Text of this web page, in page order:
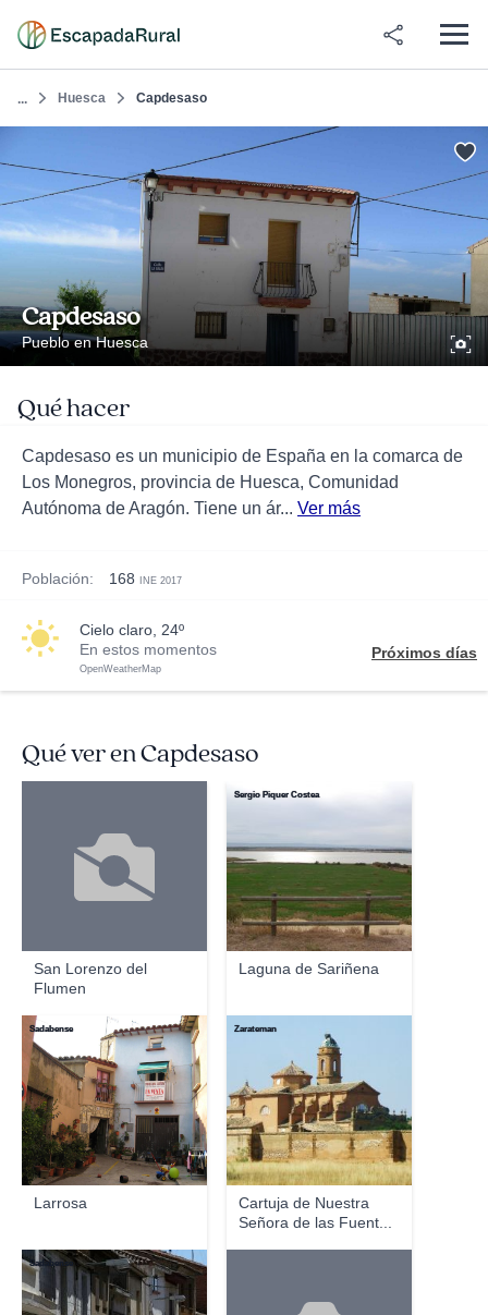
... Huesca Capdesaso
Capdesaso
Pueblo en Huesca
Qué hacer
Capdesaso es un municipio de España en la comarca de
Los Monegros, provincia de Huesca, Comunidad
Autónoma de Aragón. Tiene un ár... Ver más
Población: 168 INE 2017
cielo claro, 24º
En estos momentos
OpenWeatherMap
Próximos días
Qué ver en Capdesaso
San Lorenzo del
Flumen
Laguna de Sariñena
Sergio Piquer Costea
Larrosa
Sadabense
Cartuja de Nuestra
Señora de las Fuent...
Zarateman
Sadabense